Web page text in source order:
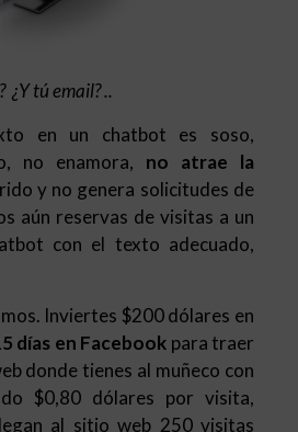
¿Y tú email? ..
en un chatbot es soso,
no enamora, no atrae la
y no genera solicitudes de
aún reservas de visitas a un
con el texto adecuado,
Inviertes $200 dólares en
días en Facebook para traer
donde tienes al muñeco con
$0,80 dólares por visita,
al sitio web 250 visitas